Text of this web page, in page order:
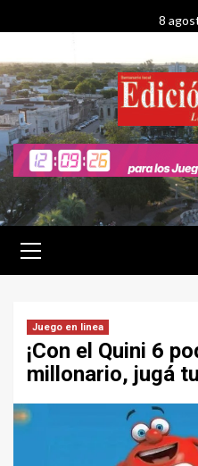
al
8
primario
Juego en linea
¡Con el Quini 6
millonario, jugá